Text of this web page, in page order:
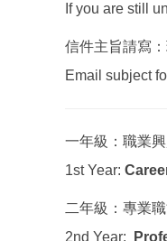
If you are still
信件主旨請寫
Email subject
一年級：職業
1st Year:
二年級：專業
2nd Year: